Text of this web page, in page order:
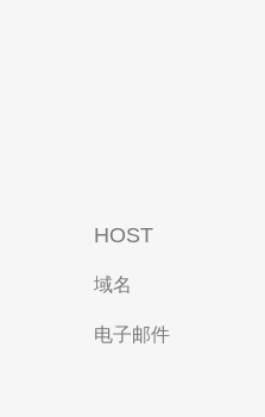
HOST
域名
电子邮件